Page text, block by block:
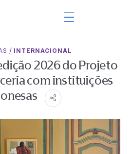
/ INTERNACIONAL
2026 do Projeto
com instituições